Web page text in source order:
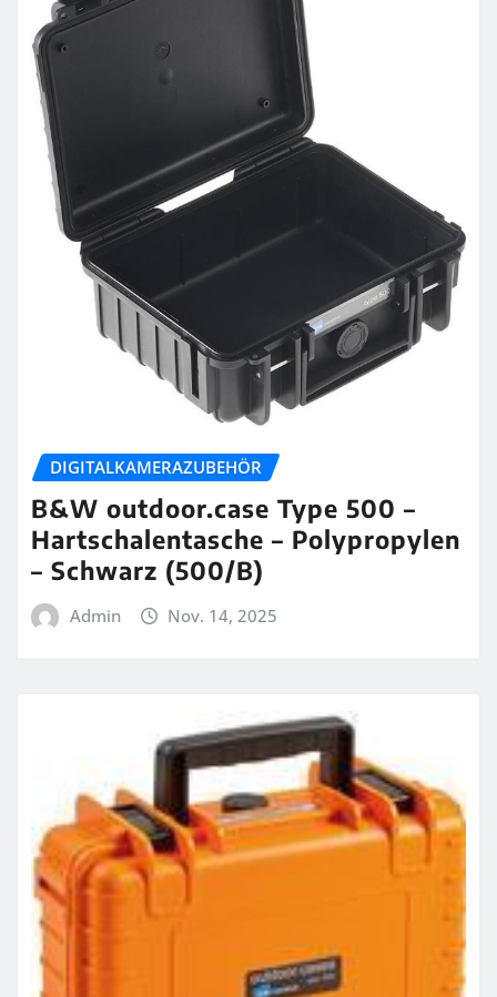
DIGITALKAMERAZUBEHÖR
B&W outdoor.case Type 500 –
Hartschalentasche – Polypropylen
– Schwarz (500/B)
Admin Nov. 14, 2025